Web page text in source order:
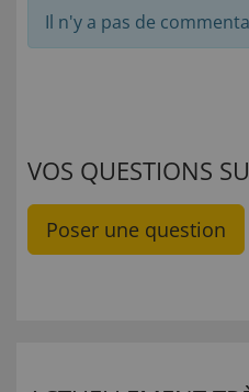
Il n'y a pas de
VOS QUESTIONS
Poser une question